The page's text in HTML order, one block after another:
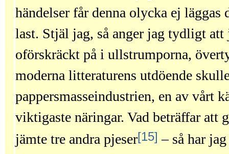
händelser får denna olycka ej läggas
last. Stjäl jag, så anger jag tydligt att
oförskräckt på i ullstrumporna,
moderna litteraturens utdöende
pappersmasseindustrien, en av vårt
viktigaste näringar. Vad beträffar att
jämte tre andra pjeser[15] – så har